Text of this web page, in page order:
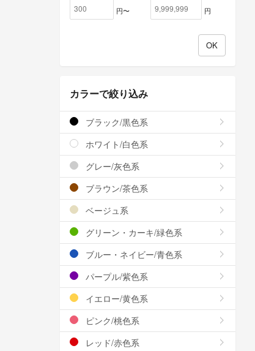
円〜 円
カラーで絞り込み
ブラック/黒色系
ホワイト/白色系
グレー/灰色系
ブラウン/茶色系
ベージュ系
グリーン・カーキ/緑色系
ブルー・ネイビー/青色系
パープル/紫色系
イエロー/黄色系
ピンク/桃色系
レッド/赤色系